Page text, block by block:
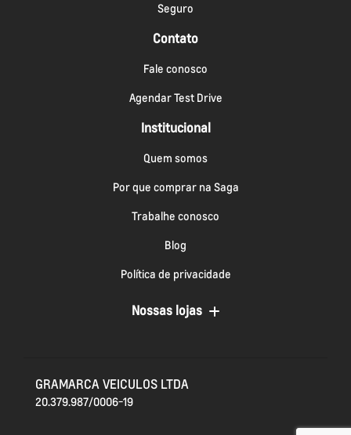
Seguro
Contato
Fale conosco
Agendar Test Drive
Institucional
Quem somos
Por que comprar na Saga
Trabalhe conosco
Blog
Política de privacidade
Nossas lojas
GRAMARCA VEICULOS LTDA
20.379.987/0006-19